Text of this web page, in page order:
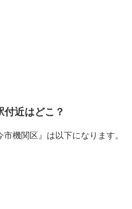
付近はどこ？
機関区』は以下になります。